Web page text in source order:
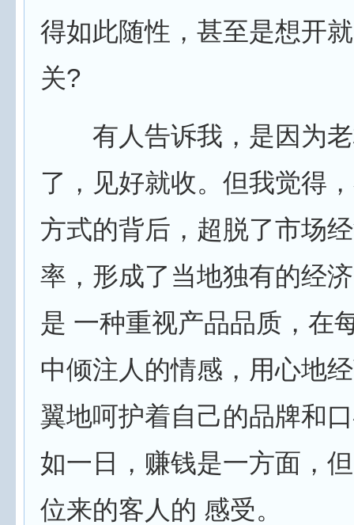
得如此随性，甚至是想开
关?
有人告诉我，是因为老
了，见好就收。但我觉得
方式的背后，超脱了市场
率，形成了当地独有的经
是 一种重视产品品质，在
中倾注人的情感，用心地
翼地呵护着自己的品牌和
如一日，赚钱是一方面，
位来的客人的 感受。